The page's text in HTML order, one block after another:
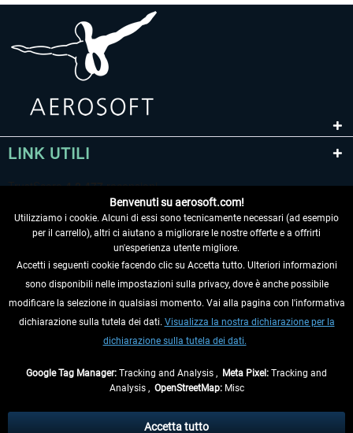
LINK UTILI
RECEDERE DAL CONTRATTO
INFORMAZIONI
eventualmente le spese di spedizione, se non diversamente descritto.
Benvenuti su aerosoft.com!
Utilizziamo i cookie. Alcuni di essi sono tecnicamente necessari (ad esempio
per il carrello), altri ci aiutano a migliorare le nostre offerte e a offrirti
un'esperienza utente migliore.
Accetti i seguenti cookie facendo clic su Accetta tutto. Ulteriori informazioni
sono disponibili nelle impostazioni sulla privacy, dove è anche possibile
modificare la selezione in qualsiasi momento. Vai alla pagina con l'informativa
dichiarazione sulla tutela dei dati. Visualizza la nostra dichiarazione per la
dichiarazione sulla tutela dei dati.
Google Tag Manager: Tracking and Analysis , Meta Pixel: Tracking and
Analysis , OpenStreetMap:Misc
Accetta tutto